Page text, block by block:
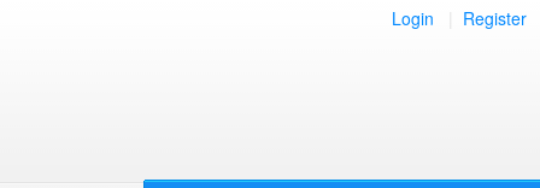
Login Register